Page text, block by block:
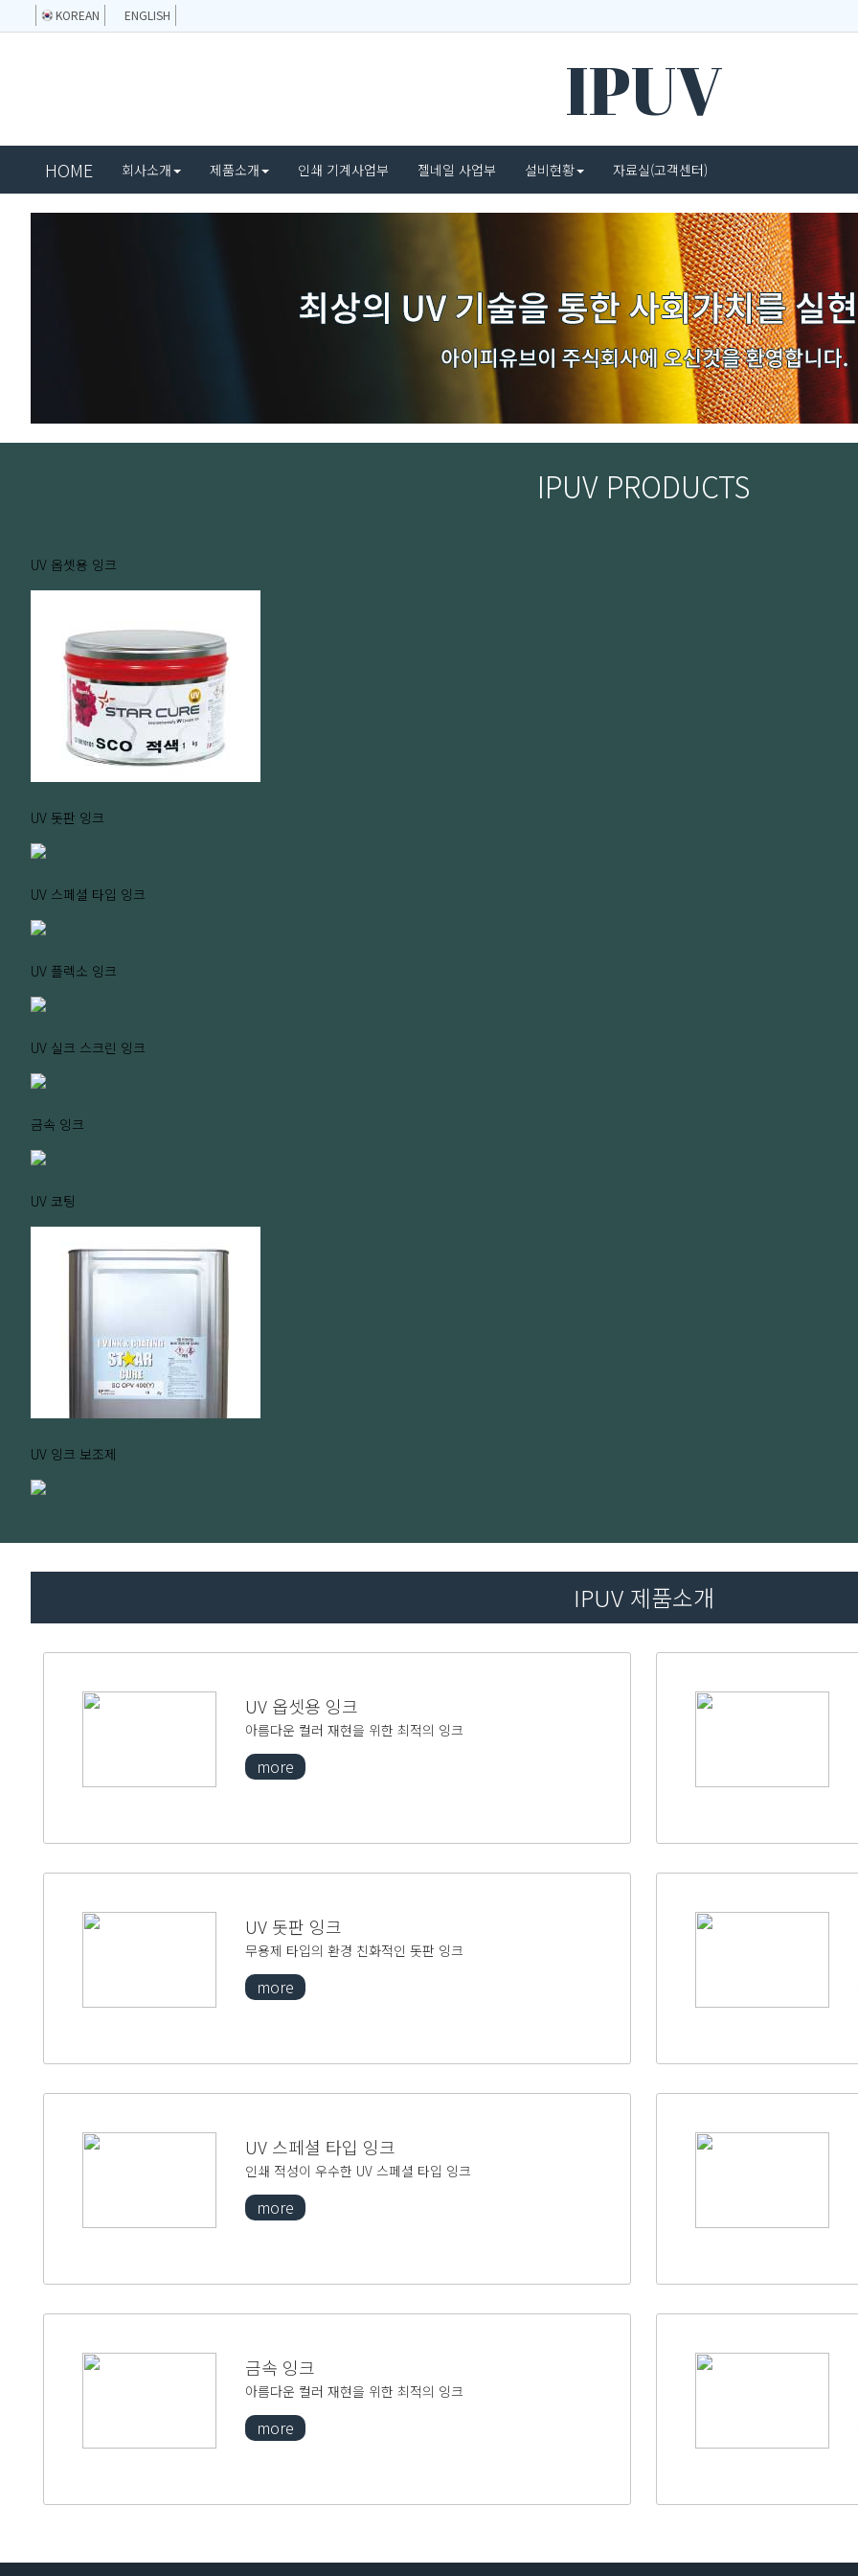
KOREAN ENGLISH
IPUV
HOME 회사소개 제품소개 인쇄 기계사업부 젤네일 사업부 설비현황 자료실(고객센터)
IPUV PRODUCTS
UV 옵셋용 잉크
UV 돗판 잉크
UV 스페셜 타입 잉크
UV 플렉소 잉크
UV 실크 스크린 잉크
금속 잉크
UV 코팅
UV 잉크 보조제
IPUV 제품소개
UV 옵셋용 잉크
아름다운 컬러 재현을 위한 최적의 잉크
more
UV 돗판 잉크
무용제 타입의 환경 친화적인 돗판 잉크
more
UV 스페셜 타입 잉크
인쇄 적성이 우수한 UV 스페셜 타입 잉크
more
금속 잉크
아름다운 컬러 재현을 위한 최적의 잉크
more